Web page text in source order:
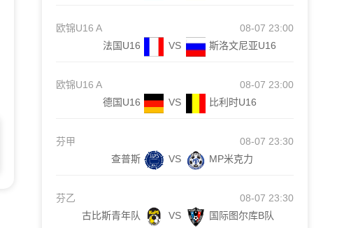
欧锦U16 A
08-07 23:00
法国U16
VS 斯洛文尼亚U16
欧锦U16 A
08-07 23:00
德国U16
VS 比利时U16
芬甲
08-07 23:30
查普斯
VS MP米克力
芬乙
08-07 23:30
古比斯青年队
VS 国际图尔库B队